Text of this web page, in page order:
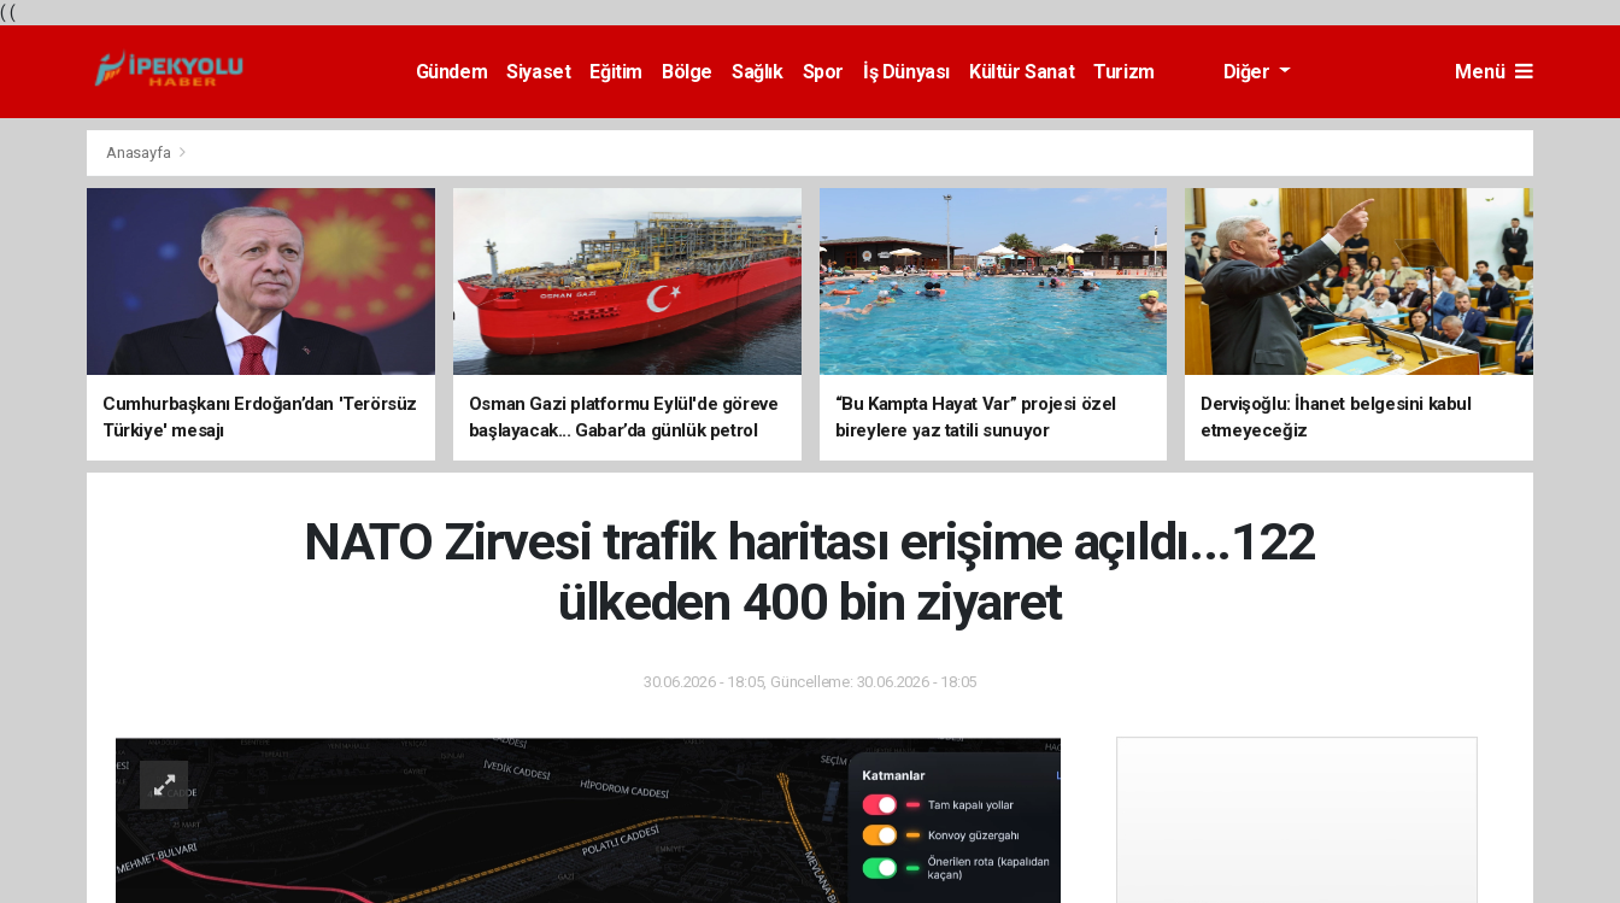
( (
Gündem Siyaset Eğitim Bölge Sağlık Spor İş Dünyası Kültür Sanat
Turizm
Diğer Menü
Anasayfa
Cumhurbaşkanı Erdoğan’dan 'Terörsüz
Türkiye' mesajı
Osman Gazi platformu Eylül'de göreve
başlayacak... Gabar’da günlük petrol
üretimi 83 bin 200 varile ulaştı
“Bu Kampta Hayat Var” projesi özel
bireylere yaz tatili sunuyor
Dervişoğlu: İhanet belgesini kabul
etmeyeceğiz
NATO Zirvesi trafik haritası erişime açıldı...122
ülkeden 400 bin ziyaret
30.06.2026 - 18:05, Güncelleme: 30.06.2026 - 18:05